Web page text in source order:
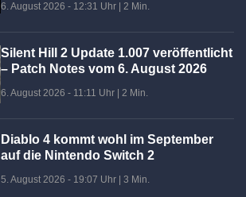
6. August 2026 - 12:31 Uhr |2 Min.
Silent Hill 2 Update 1.007 veröffentlicht
– Patch Notes vom 6. August 2026
6. August 2026 - 11:11 Uhr |2 Min.
Diablo 4 kommt wohl im September
auf die Nintendo Switch 2
5. August 2026 - 19:07 Uhr |3 Min.